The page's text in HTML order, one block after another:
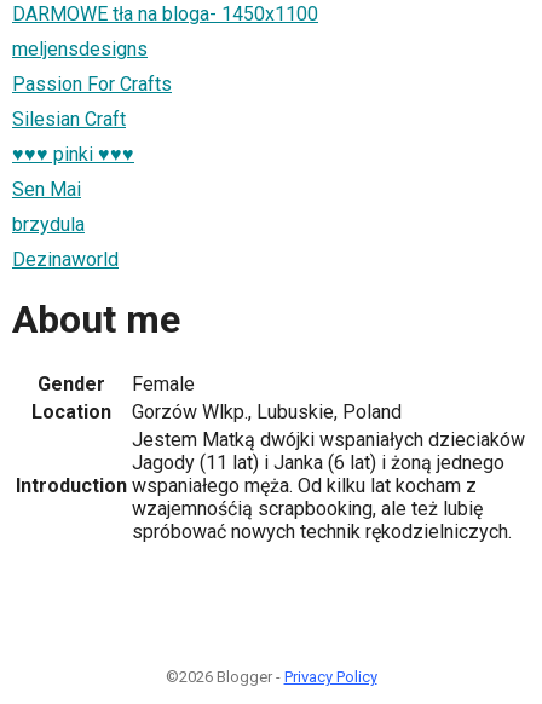
DARMOWE tła na bloga- 1450x1100
meljensdesigns
Passion For Crafts
Silesian Craft
♥♥♥ pinki ♥♥♥
Sen Mai
brzydula
Dezinaworld
About me
Gender
Female
Location
Gorzów Wlkp., Lubuskie, Poland
Introduction
Jestem Matką dwójki wspaniałych dzieciaków
Jagody (11 lat) i Janka (6 lat) i żoną jednego
wspaniałego męża. Od kilku lat kocham z
wzajemnośćią scrapbooking, ale też lubię
spróbować nowych technik rękodzielniczych.
©2026 Blogger - Privacy Policy